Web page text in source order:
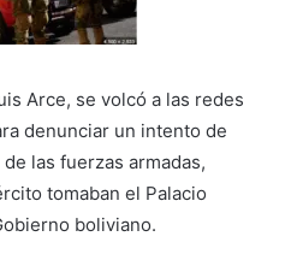
Arce, se volcó a las redes
denunciar un intento de
las fuerzas armadas,
tomaban el Palacio
boliviano.